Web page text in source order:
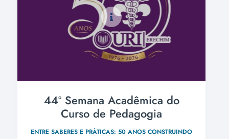
44º Semana Acadêmica do
Curso de Pedagogia
ENTRE SABERES E PRÁTICAS: 50 ANOS CONSTRUINDO